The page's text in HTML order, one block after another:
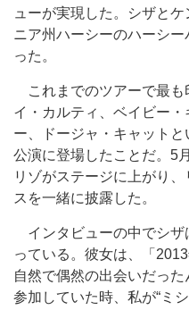
ューが実現した。シザと
ニア州ハーシーのハーシ
った。
これまでのツアーで最も
イ・カルティ、ベイビー
ー、ドージャ・キャット
公演に登場したことだ。5
リゾがステージに上がり
スを一緒に披露した。
インタビューの中でシザ
っている。彼女は、「
自然で偶然の出会いだっ
参加していた時、私が“ミ